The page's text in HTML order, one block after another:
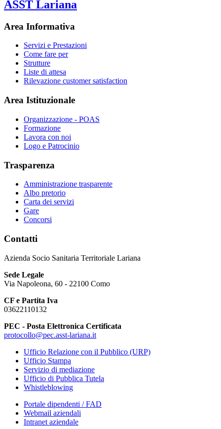
ASST Lariana
Area Informativa
Servizi e Prestazioni
Come fare per
Strutture
Liste di attesa
Rilevazione customer satisfaction
Area Istituzionale
Organizzazione - POAS
Formazione
Lavora con noi
Logo e Patrocinio
Trasparenza
Amministrazione trasparente
Albo pretorio
Carta dei servizi
Gare
Concorsi
Contatti
Azienda Socio Sanitaria Territoriale Lariana
Sede Legale
Via Napoleona, 60 - 22100 Como
CF e Partita Iva
03622110132
PEC - Posta Elettronica Certificata
protocollo@pec.asst-lariana.it
Ufficio Relazione con il Pubblico (URP)
Ufficio Stampa
Servizio di mediazione
Ufficio di Pubblica Tutela
Whistleblowing
Portale dipendenti / FAD
Webmail aziendali
Intranet aziendale